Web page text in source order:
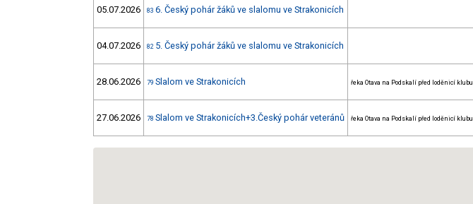
05.07.2026 83 6. Český pohár žáků ve slalomu ve Strakonicích
04.07.2026 82 5. Český pohár žáků ve slalomu ve Strakonicích
28.06.2026 79 Slalom ve Strakonicích řeka Otava na Podskalí před loděnicí klubu
27.06.2026 78 Slalom ve Strakonicích+3.Český pohár veteránů řeka Otava na Podskalí před loděnicí klubu